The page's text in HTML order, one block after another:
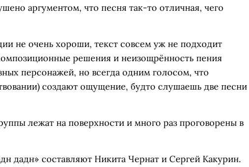
аргументом, что песня так-то отличная, чего
не очень хороши, текст совсем уж не подходит
решения и неизощрённость пения
персонажей, но всегда одним голосом, что
создают ощущение, будто слушаешь две песни
лежат на поверхности и много раз проговорены в
дадн» составляют Никита Чернат и Сергей Какурин.